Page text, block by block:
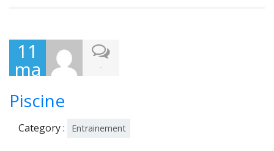
11
ma
202
2
-
Piscine
Category : Entrainement